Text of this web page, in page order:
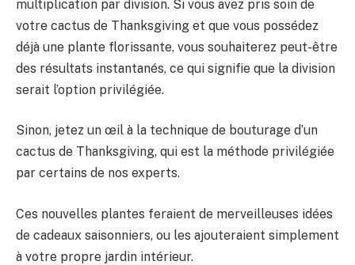
multiplication par division. Si vous avez pris soin de
votre cactus de Thanksgiving et que vous possédez
déjà une plante florissante, vous souhaiterez peut-être
des résultats instantanés, ce qui signifie que la division
serait l’option privilégiée.
Sinon, jetez un œil à la technique de bouturage d’un
cactus de Thanksgiving, qui est la méthode privilégiée
par certains de nos experts.
Ces nouvelles plantes feraient de merveilleuses idées
de cadeaux saisonniers, ou les ajouteraient simplement
à votre propre jardin intérieur.